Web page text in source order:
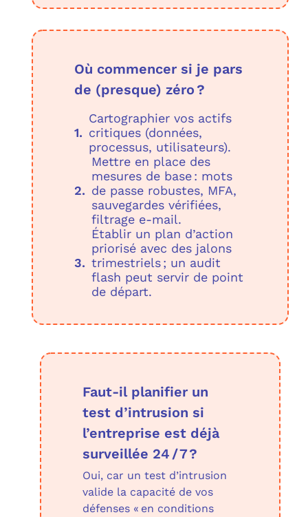
Où commencer si je pars
de (presque) zéro ?
Cartographier vos actifs
critiques (données,
processus, utilisateurs).
Mettre en place des
mesures de base : mots
de passe robustes, MFA,
sauvegardes vérifiées,
filtrage e‑mail.
Établir un plan d’action
priorisé avec des jalons
trimestriels ; un audit
flash peut servir de point
de départ.
Faut‑il planifier un
test d’intrusion si
l’entreprise est déjà
surveillée 24 / 7 ?
Oui, car un test d’intrusion
valide la capacité de vos
défenses « en conditions